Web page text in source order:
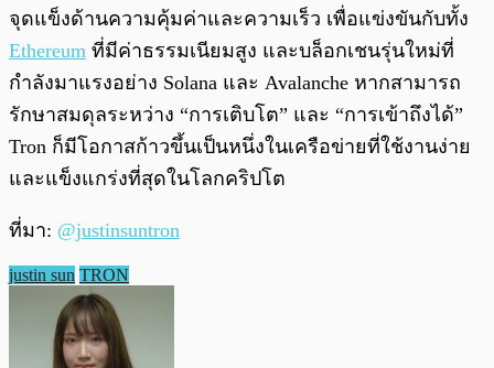
จุดแข็งด้านความคุ้มค่าและความเร็ว เพื่อแข่งขันกับทั้ง
Ethereum ที่มีค่าธรรมเนียมสูง และบล็อกเชนรุ่นใหม่ที่
กำลังมาแรงอย่าง Solana และ Avalanche หากสามารถ
รักษาสมดุลระหว่าง “การเติบโต” และ “การเข้าถึงได้”
Tron ก็มีโอกาสก้าวขึ้นเป็นหนึ่งในเครือข่ายที่ใช้งานง่าย
และแข็งแกร่งที่สุดในโลกคริปโต
ที่มา: @justinsuntron
justin sun TRON